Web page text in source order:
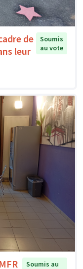
de
leur
Soumis
au vote
Soumis au